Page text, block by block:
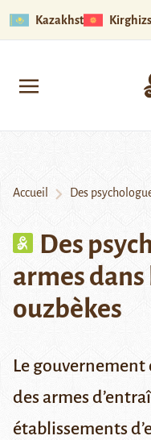
Kazakhstan
Accueil Des
Des
armes dans
ouzbèkes
Le
des armes
établissements